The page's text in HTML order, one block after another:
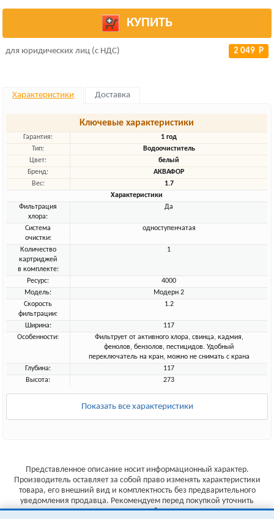
КУПИТЬ
для юридических лиц (с НДС) 2 049 Р
Характеристики Доставка
Ключевые характеристики
Гарантия:
1 год
Тип:
Водоочиститель
Цвет:
белый
Бренд:
АКВАФОР
Вес:
1.7
Характеристики
Фильтрация
хлора:
Да
Система
очистки:
одноступенчатая
Количество
картриджей
в комплекте:
1
Ресурс:
4000
Модель:
Модерн 2
Скорость
фильтрации:
1.2
Ширина:
117
Особенности:
Фильтрует от активного хлора, свинца, кадмия,
фенолов, бензолов, пестицидов. Удобный
переключатель на кран, можно не снимать с крана
Глубина:
117
Высота:
273
Показать все характеристики
Представленное описание носит информационный характер.
Производитель оставляет за собой право изменять характеристики
товара, его внешний вид и комплектность без предварительного
уведомления продавца. Рекомендуем перед покупкой уточнить
характеристики товара на сайте производителя.